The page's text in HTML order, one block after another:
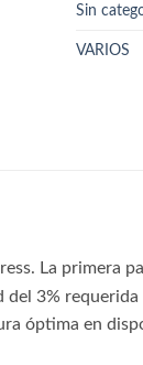
Sin
VARIOS
La primera
3% requerida
óptima en